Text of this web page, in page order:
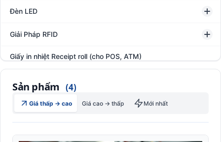
Đèn LED
Giải Pháp RFID
Giấy in nhiệt Receipt roll (cho POS, ATM)
In thẻ khách hàng
Sản phẩm (4)
Giá thấp → cao Giá cao → thấp Mới nhất